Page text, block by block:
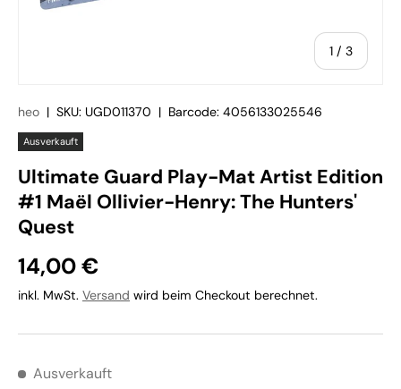
1 / von
3
heo | SKU: UGD011370 | Barcode: 4056133025546
Ausverkauft
Ultimate Guard Play-Mat Artist Edition
#1 Maël Ollivier-Henry: The Hunters'
Quest
14,00 €
inkl. MwSt. Versand wird beim Checkout berechnet.
Ausverkauft